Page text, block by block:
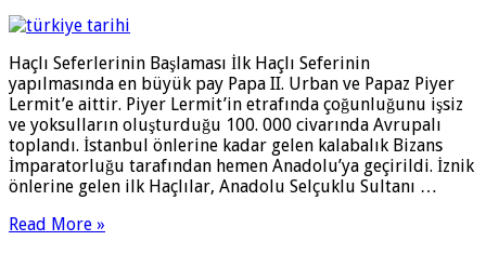
Haçlı Seferlerinin Başlaması İlk Haçlı Seferinin
yapılmasında en büyük pay Papa II. Urban ve Papaz Piyer
Lermit’e aittir. Piyer Lermit’in etrafında çoğunluğunu işsiz
ve yoksulların oluşturduğu 100. 000 civarında Avrupalı
toplandı. İstanbul önlerine kadar gelen kalabalık Bizans
İmparatorluğu tarafından hemen Anadolu’ya geçirildi. İznik
önlerine gelen ilk Haçlılar, Anadolu Selçuklu Sultanı …
Read More »